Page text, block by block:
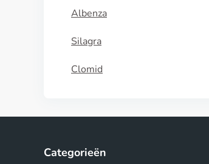
Albenza
Silagra
Clomid
Categorieën